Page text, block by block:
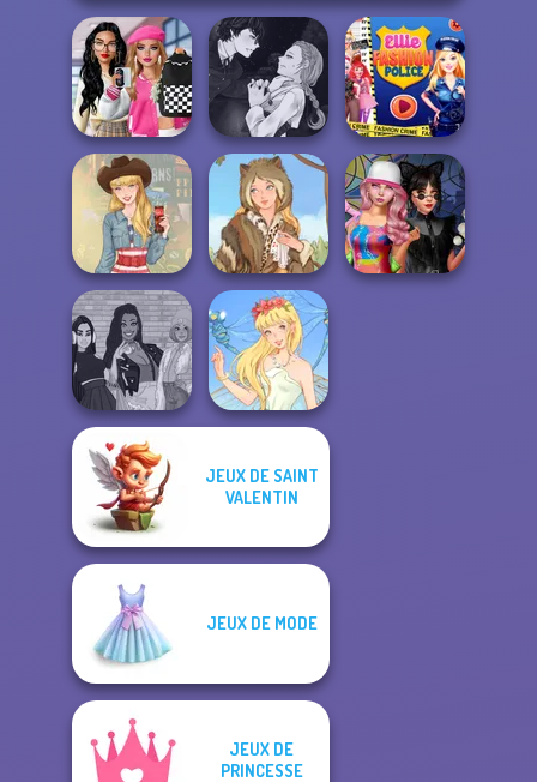
Bab's Back to
School Style
Cha...
Manga Creator
Vampire Hunter
P...
Ellie Fashion
Police
Americana Grimm Beauty
The Fly Squad:
#squadgoals
JEUX DE SAINT
VALENTIN
JEUX DE MODE
JEUX DE
PRINCESSE